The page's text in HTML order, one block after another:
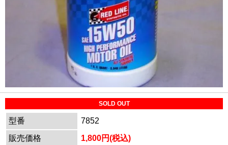
SOLD OUT
型番
7852
販売価格
1,800円(税込)